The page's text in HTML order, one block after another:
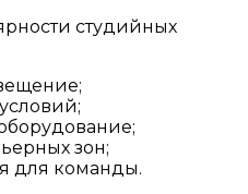
студийных
зон;
для команды.